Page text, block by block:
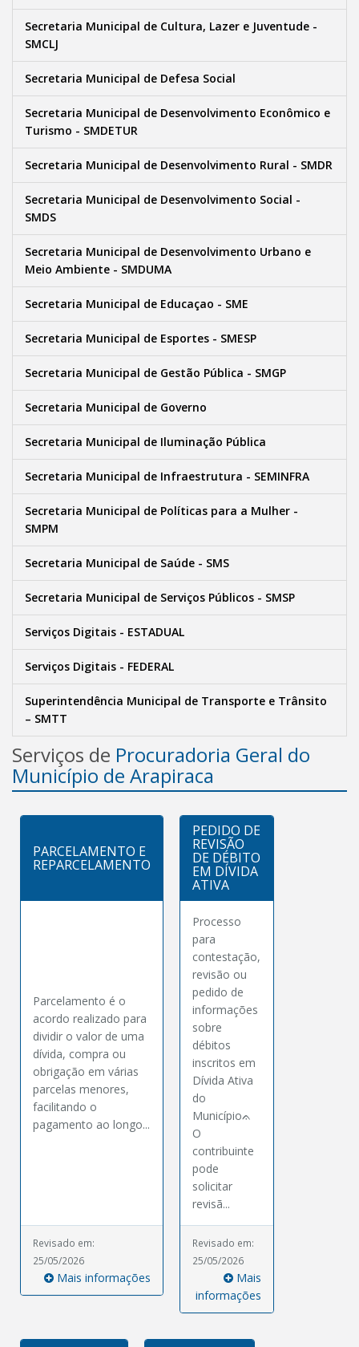
Secretaria Municipal de Cultura, Lazer e Juventude -
SMCLJ
Secretaria Municipal de Defesa Social
Secretaria Municipal de Desenvolvimento Econômico e
Turismo - SMDETUR
Secretaria Municipal de Desenvolvimento Rural - SMDR
Secretaria Municipal de Desenvolvimento Social -
SMDS
Secretaria Municipal de Desenvolvimento Urbano e
Meio Ambiente - SMDUMA
Secretaria Municipal de Educaçao - SME
Secretaria Municipal de Esportes - SMESP
Secretaria Municipal de Gestão Pública - SMGP
Secretaria Municipal de Governo
Secretaria Municipal de Iluminação Pública
Secretaria Municipal de Infraestrutura - SEMINFRA
Secretaria Municipal de Políticas para a Mulher -
SMPM
Secretaria Municipal de Saúde - SMS
Secretaria Municipal de Serviços Públicos - SMSP
Serviços Digitais - ESTADUAL
Serviços Digitais - FEDERAL
Superintendência Municipal de Transporte e Trânsito
– SMTT
Serviços de Procuradoria Geral do
Município de Arapiraca
PARCELAMENTO E
REPARCELAMENTO
Parcelamento é o
acordo realizado para
dividir o valor de uma
dívida, compra ou
obrigação em várias
parcelas menores,
facilitando o
pagamento ao longo...
Revisado em:
25/05/2026
Mais informações
PEDIDO DE
REVISÃO
DE DÉBITO
EM DÍVIDA
ATIVA
Processo
para
contestação,
revisão ou
pedido de
informações
sobre
débitos
inscritos em
Dívida Ativa
do
Municípioᨊ
O
contribuinte
pode
solicitar
revisã...
Revisado em:
25/05/2026
Mais
informações